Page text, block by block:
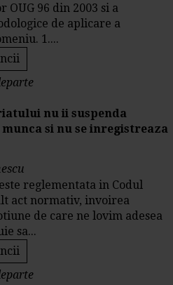
96 din 2003 si a
de aplicare a
1....
nu ii suspenda
si nu se inregistreaza
reglementata in Codul
act normativ, invoirea
de care ne lovim adesea
sa...